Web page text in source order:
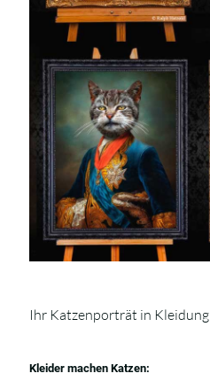
Ihr Katzenporträt in Kleidung
Kleider machen Katzen: